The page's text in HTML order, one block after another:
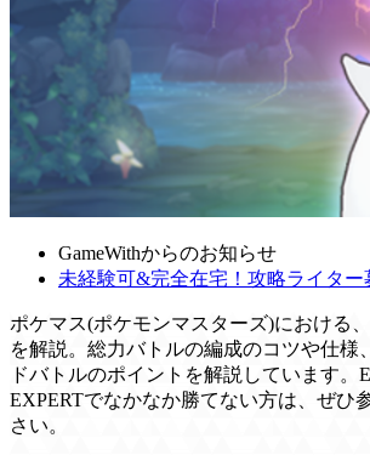
GameWithからのお知らせ
未経験可&完全在宅！攻略ライター
ポケマス(ポケモンマスターズ)における
を解説。総力バトルの編成のコツや仕様
ドバトルのポイントを解説しています。
EXPERTでなかなか勝てない方は、ぜひ
さい。